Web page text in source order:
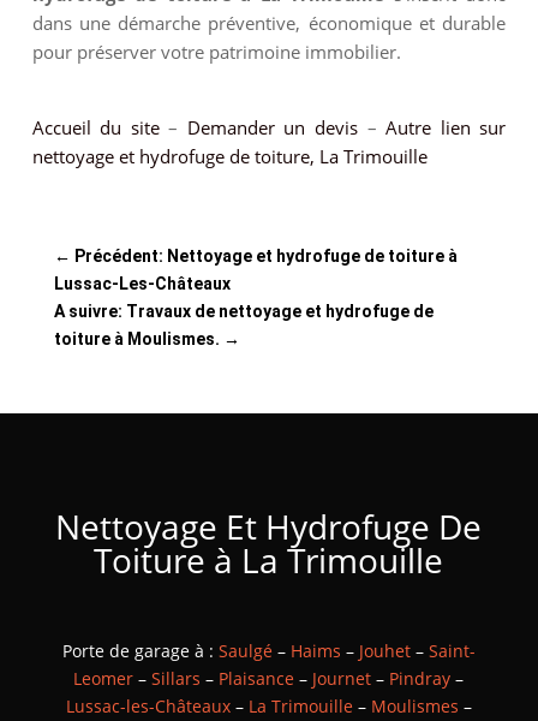
dans une démarche préventive, économique et durable
pour préserver votre patrimoine immobilier.
Accueil du site– Demander un devis –Autre lien sur
nettoyage et hydrofuge de toiture, La Trimouille
← Précédent: Nettoyage et hydrofuge de toiture à
Lussac-Les-Châteaux
A suivre: Travaux de nettoyage et hydrofuge de
toiture à Moulismes. →
Nettoyage Et Hydrofuge De
Toiture à La Trimouille
Porte de garage à : Saulgé– Haims – Jouhet– Saint-
Leomer –Sillars – Plaisance – Journet – Pindray –
Lussac-les-Châteaux– La Trimouille– Moulismes –